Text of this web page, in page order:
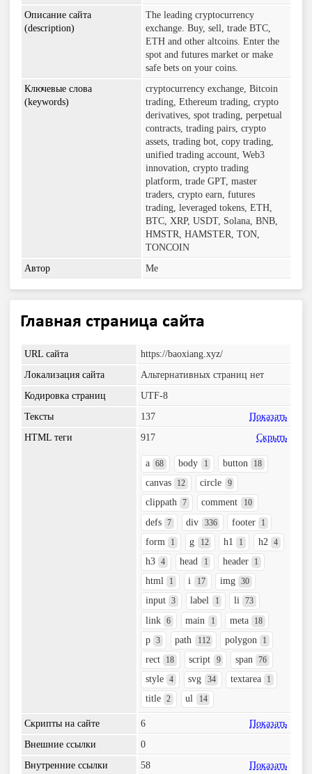
Описание сайта
(description)
The leading cryptocurrency
exchange. Buy, sell, trade BTC,
ETH and other altcoins. Enter the
spot and futures market or make
safe bets on your coins.
Ключевые слова
(keywords)
cryptocurrency exchange, Bitcoin
trading, Ethereum trading, crypto
derivatives, spot trading, perpetual
contracts, trading pairs, crypto
assets, trading bot, copy trading,
unified trading account, Web3
innovation, crypto trading
platform, trade GPT, master
traders, crypto earn, futures
trading, leveraged tokens, ETH,
BTC, XRP, USDT, Solana, BNB,
HMSTR, HAMSTER, TON,
TONCOIN
Автор
Me
Главная страница сайта
URL сайта
https://baoxiang.xyz/
Локализация сайта
Альтернативных страниц нет
Кодировка страниц
UTF-8
Тексты
137
Показать
HTML теги
917 Скрыть
a 68 body 1 button 18
canvas 12 circle 9
clippath 7 comment 10
defs 7 div 336 footer 1
form 1 g 12 h1 1 h2 4
h3 4 head 1 header 1
html 1 i 17 img 30
input 3 label 1 li 73
link 6 main 1 meta 18
p 3 path 112 polygon 1
rect 18 script 9 span 76
style 4 svg 34 textarea 1
title 2 ul 14
Скрипты на сайте 6
Показать
Внешние ссылки
0
Внутренние ссылки
58 Показать